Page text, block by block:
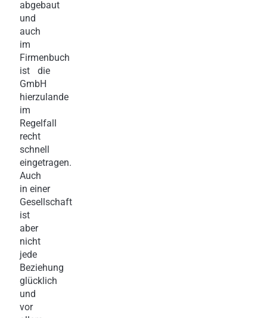
abgebaut
und
auch
im
Firmenbuch
ist die
GmbH
hierzulande
im
Regelfall
recht
schnell
eingetragen.
Auch
in einer
Gesellschaft
ist
aber
nicht
jede
Beziehung
glücklich
und
vor